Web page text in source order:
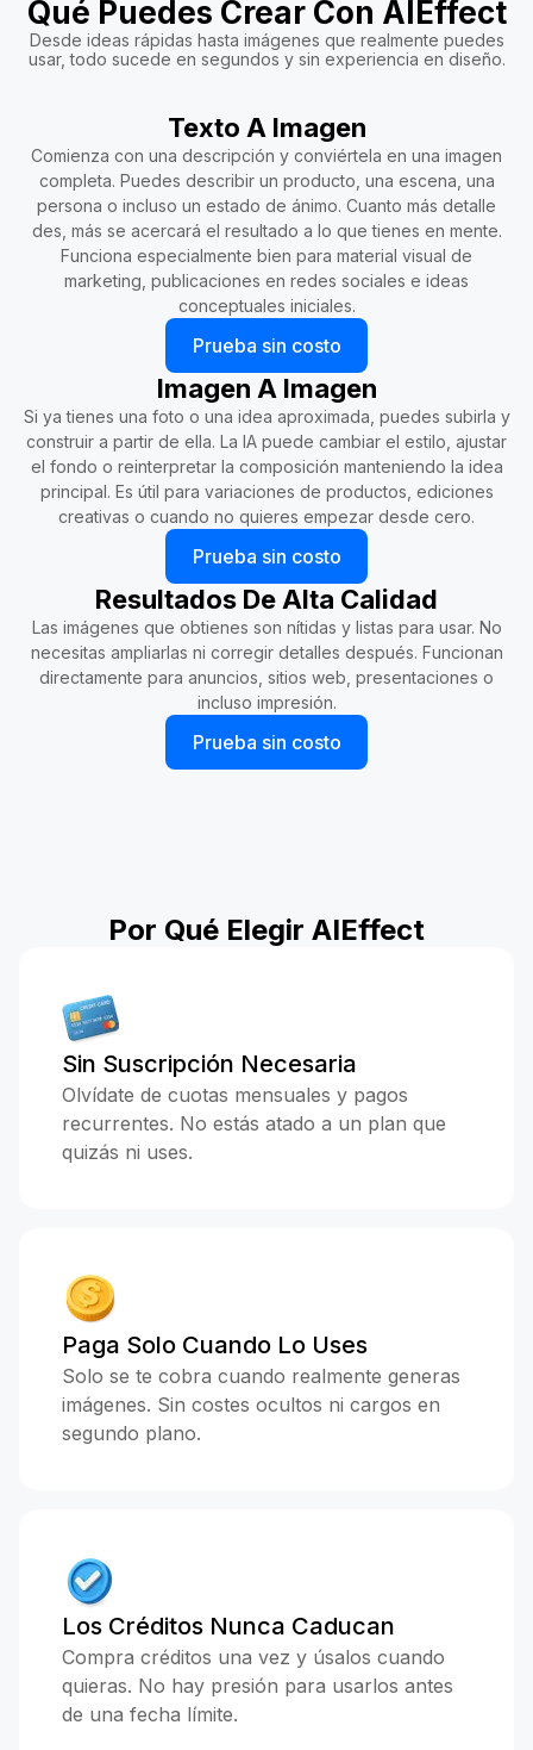
Qué Puedes Crear Con AIEffect
Desde ideas rápidas hasta imágenes que realmente puedes
usar, todo sucede en segundos y sin experiencia en diseño.
Texto A Imagen
Comienza con una descripción y conviértela en una imagen
completa. Puedes describir un producto, una escena, una
persona o incluso un estado de ánimo. Cuanto más detalle
des, más se acercará el resultado a lo que tienes en mente.
Funciona especialmente bien para material visual de
marketing, publicaciones en redes sociales e ideas
conceptuales iniciales.
Prueba sin costo
Imagen A Imagen
Si ya tienes una foto o una idea aproximada, puedes subirla y
construir a partir de ella. La IA puede cambiar el estilo, ajustar
el fondo o reinterpretar la composición manteniendo la idea
principal. Es útil para variaciones de productos, ediciones
creativas o cuando no quieres empezar desde cero.
Prueba sin costo
Resultados De Alta Calidad
Las imágenes que obtienes son nítidas y listas para usar. No
necesitas ampliarlas ni corregir detalles después. Funcionan
directamente para anuncios, sitios web, presentaciones o
incluso impresión.
Prueba sin costo
Por Qué Elegir AIEffect
Sin Suscripción Necesaria
Olvídate de cuotas mensuales y pagos
recurrentes. No estás atado a un plan que
quizás ni uses.
Paga Solo Cuando Lo Uses
Solo se te cobra cuando realmente generas
imágenes. Sin costes ocultos ni cargos en
segundo plano.
Los Créditos Nunca Caducan
Compra créditos una vez y úsalos cuando
quieras. No hay presión para usarlos antes
de una fecha límite.